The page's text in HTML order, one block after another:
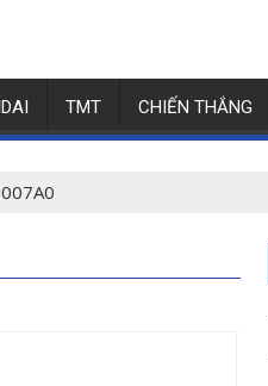
TMT CHIẾN THẮNG